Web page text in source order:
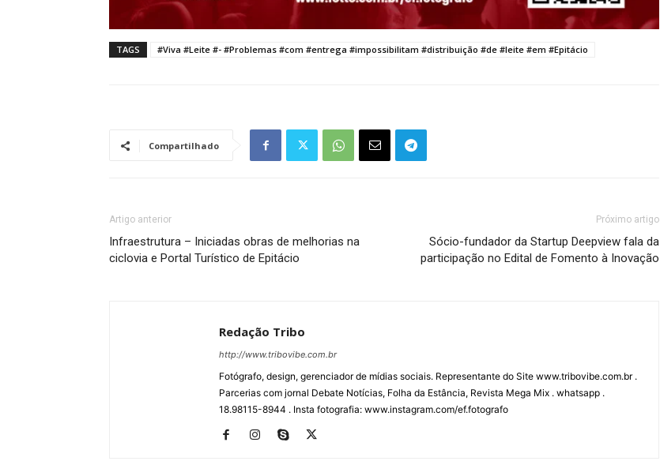
TAGS #Viva #Leite #- #Problemas #com #entrega #impossibilitam #distribuição #de #leite #em #Epitácio
Compartilhado
Artigo anterior
Infraestrutura – Iniciadas obras de melhorias na
ciclovia e Portal Turístico de Epitácio
Próximo artigo
Sócio-fundador da Startup Deepview fala da
participação no Edital de Fomento à Inovação
Redação Tribo
http://www.tribovibe.com.br
Fotógrafo, design, gerenciador de mídias sociais. Representante do Site www.tribovibe.com.br .
Parcerias com jornal Debate Notícias, Folha da Estância, Revista Mega Mix . whatsapp .
18.98115-8944 . Insta fotografia: www.instagram.com/ef.fotografo